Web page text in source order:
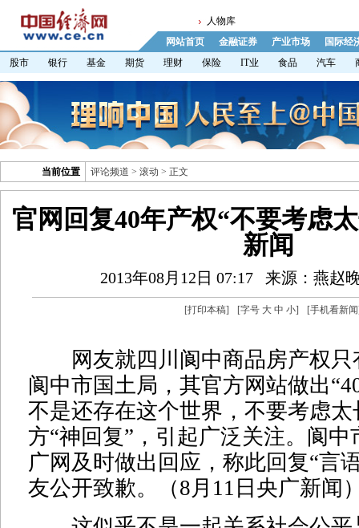
人物库
网站首页
金融证券 产业市场
国际经
股市
银行 基金 期货 理财 保险 IT业 食品 汽车
当前位置 评论频道 > 滚动 > 正文
官网回复40年产权“不要考虑
新闻
2013年08月12日 07:17 来源：燕赵
[打印本稿] [字号 大 中 小] [手机看新闻
网友就四川阆中商品房产权只
阆中市国土局，其官方网站做出
不是还存在这个世界，不要考虑太
方“神回复”，引起广泛关注。阆
广网及时做出回应，称此回复“言
友公开致歉。（8月11日央广新闻